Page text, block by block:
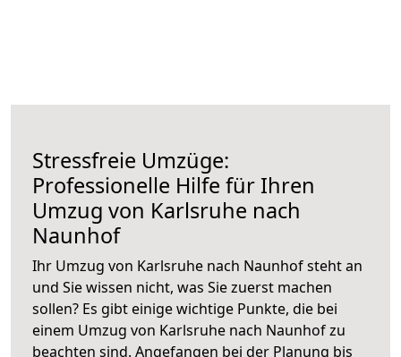
Stressfreie Umzüge:
Professionelle Hilfe für Ihren
Umzug von Karlsruhe nach
Naunhof
Ihr Umzug von Karlsruhe nach Naunhof steht an
und Sie wissen nicht, was Sie zuerst machen
sollen? Es gibt einige wichtige Punkte, die bei
einem Umzug von Karlsruhe nach Naunhof zu
beachten sind. Angefangen bei der Planung bis